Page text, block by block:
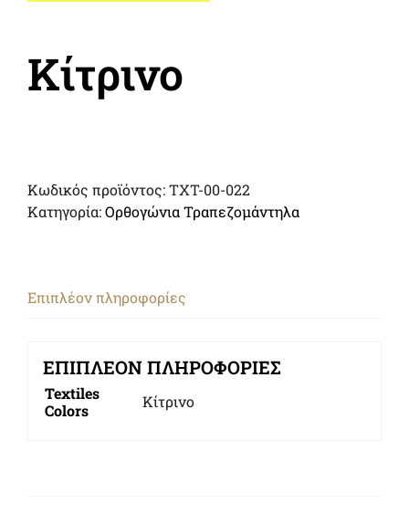
Κίτρινο
Κωδικός προϊόντος:TXT-00-022
Κατηγορία:Ορθογώνια Τραπεζομάντηλα
Επιπλέον πληροφορίες
ΕΠΙΠΛΈΟΝ ΠΛΗΡΟΦΟΡΊΕΣ
Textiles
Colors
Κίτρινο